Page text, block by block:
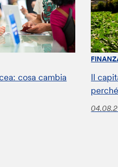
cosa cambia
Il